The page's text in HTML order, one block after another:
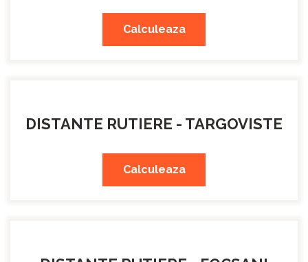
Calculeaza
DISTANTE RUTIERE - TARGOVISTE
Calculeaza